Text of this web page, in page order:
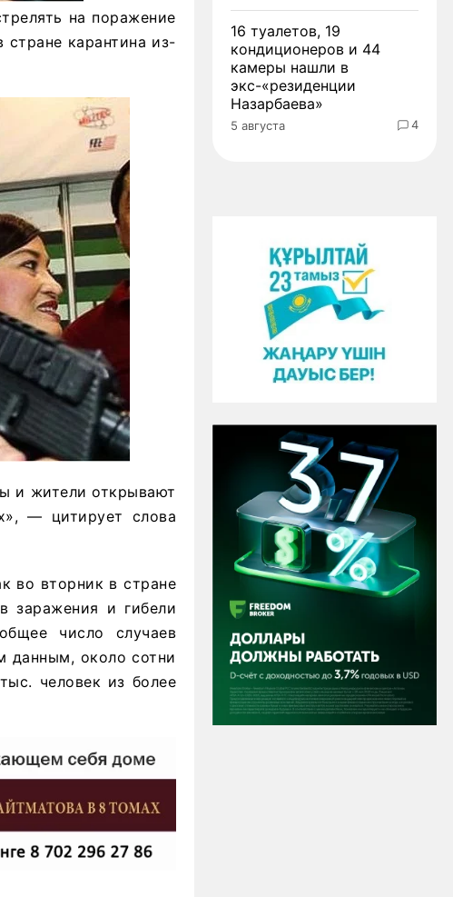
на поражение
карантина из-
и жители открывают
— цитирует слова
во вторник в стране
заражения и гибели
число случаев
данным, около сотни
человек из более
16 туалетов, 19
кондиционеров и 44
камеры нашли в
экс-«резиденции
Назарбаева»
5 августа 4